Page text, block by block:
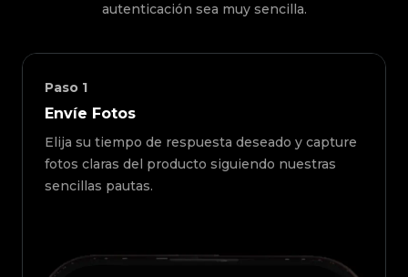
autenticación sea muy sencilla.
Paso 1
Envíe Fotos
Elija su tiempo de respuesta deseado y capture
fotos claras del producto siguiendo nuestras
sencillas pautas.